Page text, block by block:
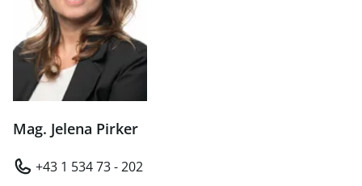
Mag. Jelena Pirker
+43 1 534 73 - 202